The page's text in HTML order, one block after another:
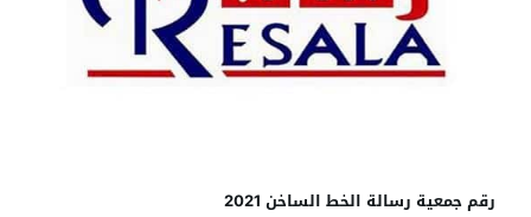
رقم جمعية رسالة الخط الساخن 2021